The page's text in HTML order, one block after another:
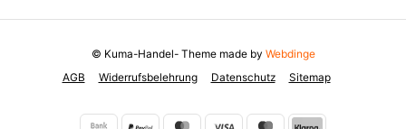
AGB Widerrufsbelehrung Datenschutz Sitemap
© Kuma-Handel- Theme made by Webdinge